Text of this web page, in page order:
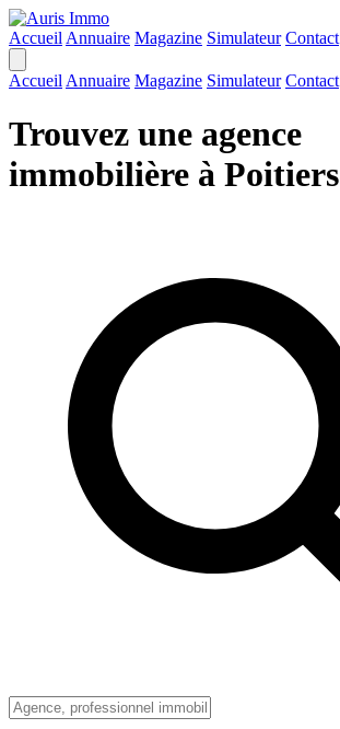
Accueil Annuaire Magazine Simulateur Contact
Accueil Annuaire Magazine Simulateur Contact
Trouvez une agence
immobilière à Poitiers